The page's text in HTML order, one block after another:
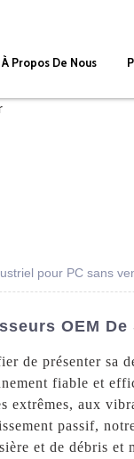
À Propos De Nous
pour PC sans
OEM
de présenter sa
fiable et
extrêmes, aux
passif,
et de débris et